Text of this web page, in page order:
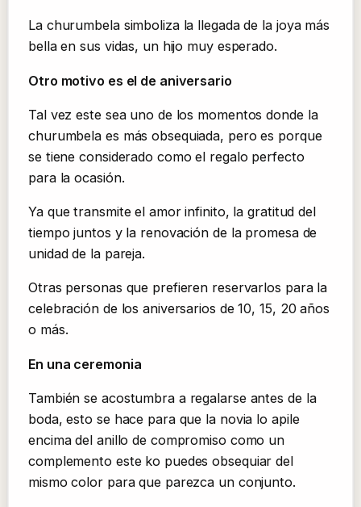
La churumbela simboliza la llegada de la joya más
bella en sus vidas, un hijo muy esperado.
Otro motivo es el de aniversario
Tal vez este sea uno de los momentos donde la
churumbela es más obsequiada, pero es porque
se tiene considerado como el regalo perfecto
para la ocasión.
Ya que transmite el amor infinito, la gratitud del
tiempo juntos y la renovación de la promesa de
unidad de la pareja.
Otras personas que prefieren reservarlos para la
celebración de los aniversarios de 10, 15, 20 años
o más.
En una ceremonia
También se acostumbra a regalarse antes de la
boda, esto se hace para que la novia lo apile
encima del anillo de compromiso como un
complemento este ko puedes obsequiar del
mismo color para que parezca un conjunto.